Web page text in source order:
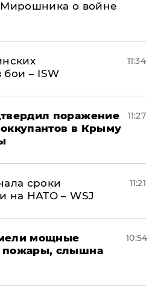
Мирошника о войне
– ISW
11:34
поражение
в Крыму
11:27
сроки
на НАТО – WSJ
11:21
мощные
слышна
10:54